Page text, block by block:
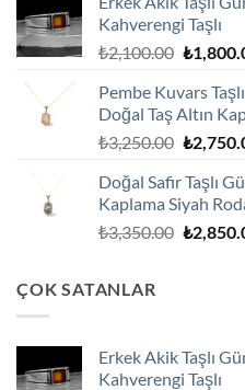
Kahverengi Taşlı
₺2,100.00 Orijinal
₺
Pembe Kuvars
Doğal Taş Altın
₺3,250.00 Orijinal
₺
Doğal Safir Taşlı
Kaplama Siyah
₺3,350.00 Orijinal
₺
ÇOK SATANLAR
Erkek Akik Taşlı
Kahverengi Taşlı